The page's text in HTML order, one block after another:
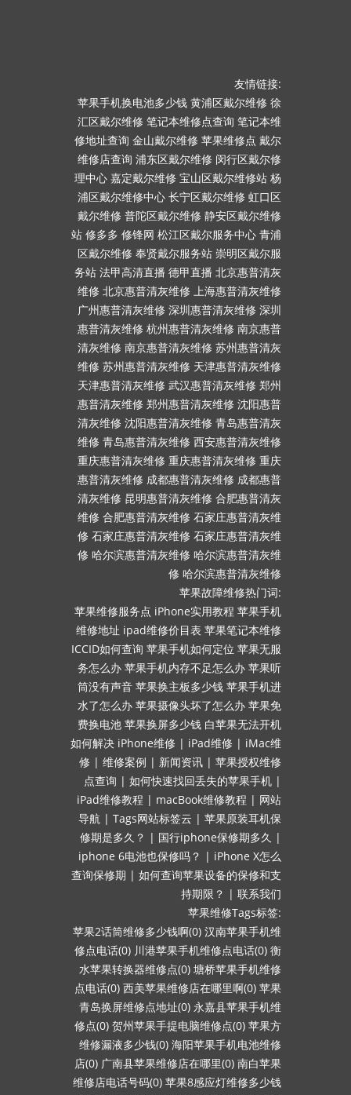
友情链接:
苹果手机换电池多少钱 黄浦区戴尔维修 徐
汇区戴尔维修 笔记本维修点查询 笔记本维
修地址查询 金山戴尔维修 苹果维修点 戴尔
维修店查询 浦东区戴尔维修 闵行区戴尔修
理中心 嘉定戴尔维修 宝山区戴尔维修站 杨
浦区戴尔维修中心 长宁区戴尔维修 虹口区
戴尔维修 普陀区戴尔维修 静安区戴尔维修
站 修多多 修锋网 松江区戴尔服务中心 青浦
区戴尔维修 奉贤戴尔服务站 崇明区戴尔服
务站 法甲高清直播 德甲直播 北京惠普清灰
维修 北京惠普清灰维修 上海惠普清灰维修
广州惠普清灰维修 深圳惠普清灰维修 深圳
惠普清灰维修 杭州惠普清灰维修 南京惠普
清灰维修 南京惠普清灰维修 苏州惠普清灰
维修 苏州惠普清灰维修 天津惠普清灰维修
天津惠普清灰维修 武汉惠普清灰维修 郑州
惠普清灰维修 郑州惠普清灰维修 沈阳惠普
清灰维修 沈阳惠普清灰维修 青岛惠普清灰
维修 青岛惠普清灰维修 西安惠普清灰维修
重庆惠普清灰维修 重庆惠普清灰维修 重庆
惠普清灰维修 成都惠普清灰维修 成都惠普
清灰维修 昆明惠普清灰维修 合肥惠普清灰
维修 合肥惠普清灰维修 石家庄惠普清灰维
修 石家庄惠普清灰维修 石家庄惠普清灰维
修 哈尔滨惠普清灰维修 哈尔滨惠普清灰维
修 哈尔滨惠普清灰维修
苹果故障维修热门词:
苹果维修服务点 iPhone实用教程 苹果手机
维修地址 ipad维修价目表 苹果笔记本维修
ICCID如何查询 苹果手机如何定位 苹果无服
务怎么办 苹果手机内存不足怎么办 苹果听
筒没有声音 苹果换主板多少钱 苹果手机进
水了怎么办 苹果摄像头坏了怎么办 苹果免
费换电池 苹果换屏多少钱 白苹果无法开机
如何解决 iPhone维修 | iPad维修 | iMac维
修 | 维修案例 | 新闻资讯 | 苹果授权维修
点查询 | 如何快速找回丢失的苹果手机 |
iPad维修教程 | macBook维修教程 | 网站
导航 | Tags网站标签云 | 苹果原装耳机保
修期是多久？ | 国行iphone保修期多久 |
iphone 6电池也保修吗？ | iPhone X怎么
查询保修期 | 如何查询苹果设备的保修和支
持期限？ | 联系我们
苹果维修Tags标签:
苹果2话筒维修多少钱啊(0) 汉南苹果手机维
修点电话(0) 川港苹果手机维修点电话(0) 衡
水苹果转换器维修点(0) 塘桥苹果手机维修
点电话(0) 西美苹果维修店在哪里啊(0) 苹果
青岛换屏维修点地址(0) 永嘉县苹果手机维
修点(0) 贺州苹果手提电脑维修点(0) 苹果方
维修漏液多少钱(0) 海阳苹果手机电池维修
店(0) 广南县苹果维修店在哪里(0) 南白苹果
维修店电话号码(0) 苹果8感应灯维修多少钱